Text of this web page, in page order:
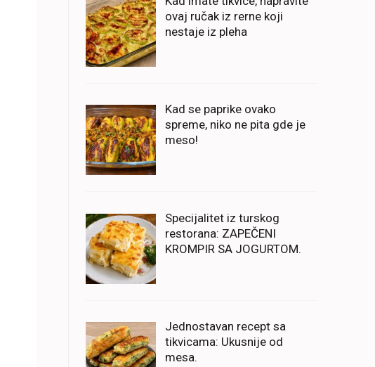
ovaj ručak iz rerne koji
nestaje iz pleha
Kad se paprike ovako
spreme, niko ne pita gde je
meso!
Specijalitet iz turskog
restorana: ZAPEČENI
KROMPIR SA JOGURTOM.
Jednostavan recept sa
tikvicama: Ukusnije od
mesa.